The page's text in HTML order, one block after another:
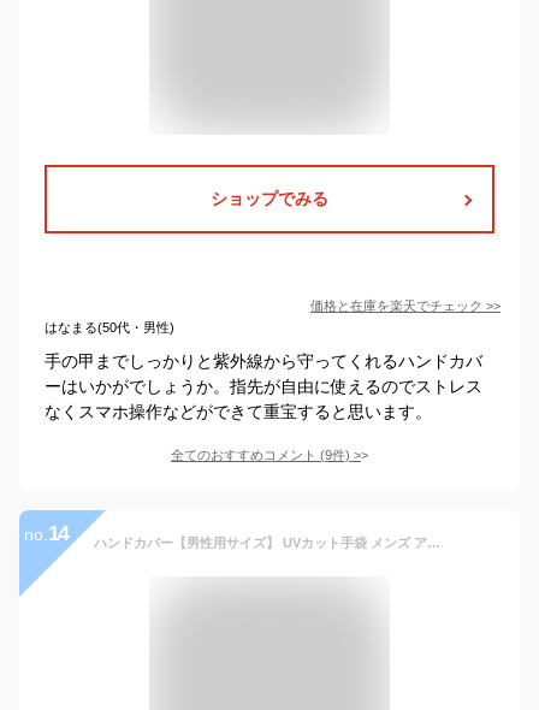
ショップでみる
価格と在庫を楽天でチェック >>
はなまる(50代・男性)
手の甲までしっかりと紫外線から守ってくれるハンドカバ
ーはいかがでしょうか。指先が自由に使えるのでストレス
なくスマホ操作などができて重宝すると思います。
全てのおすすめコメント (9件) >
no. 14 ハンドカバー【男性用サイズ】 UVカット手袋 メンズ アームカバー ショート 指なし手袋 紫外線対策 UPF50+ 日焼け防止 手の甲 指 UVケア